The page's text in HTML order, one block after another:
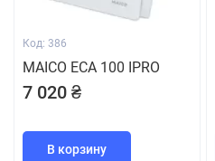
Код: 386
MAICO ECA 100 IPRO
7 020 ₴
В корзину